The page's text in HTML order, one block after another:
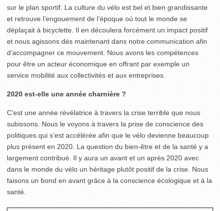
sur le plan sportif. La culture du vélo est bel et bien grandissante
et retrouve l’engouement de l’époque où tout le monde se
déplaçait à bicyclette. Il en découlera forcément un impact positif
et nous agissons dès maintenant dans notre communication afin
d’accompagner ce mouvement. Nous avons les compétences
pour être un acteur économique en offrant par exemple un
service mobilité aux collectivités et aux entreprises.
2020 est-elle une année charnière ?
C’est une année révélatrice à travers la crise terrible que nous
subissons. Nous le voyons à travers la prise de conscience des
politiques qui s’est accélérée afin que le vélo devienne beaucoup
plus présent en 2020. La question du bien-être et de la santé y a
largement contribué. Il y aura un avant et un après 2020 avec
dans le monde du vélo un héritage plutôt positif de la crise. Nous
faisons un bond en avant grâce à la conscience écologique et à la
santé.